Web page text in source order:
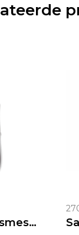
VINGA Gigaro kaasmessenset